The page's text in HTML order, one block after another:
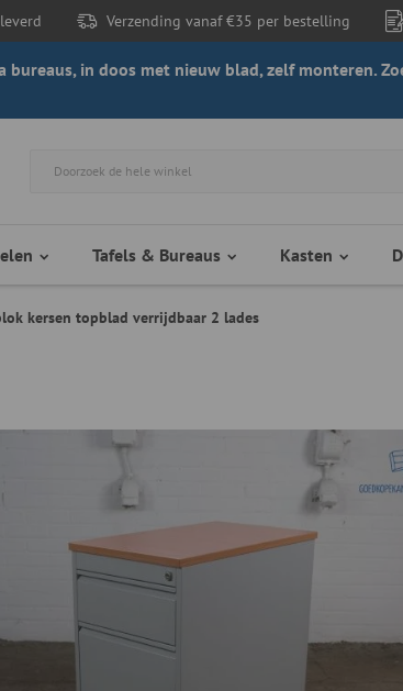
Verzending vanaf €35 per bestelling
bureaus, in doos met nieuw blad, zelf monteren.
Tafels & Bureaus Kasten
kersen topblad verrijdbaar 2 lades